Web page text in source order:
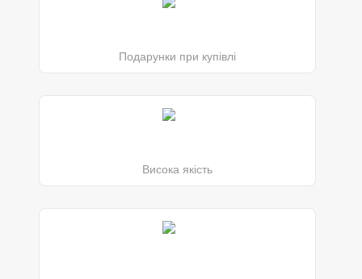
Подарунки при купівлі
Висока якість